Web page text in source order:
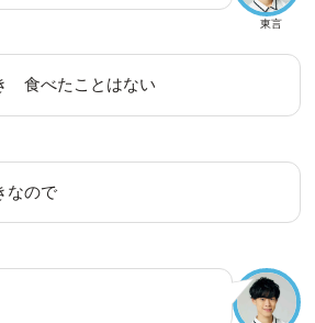
東言
食べたことはない
なので